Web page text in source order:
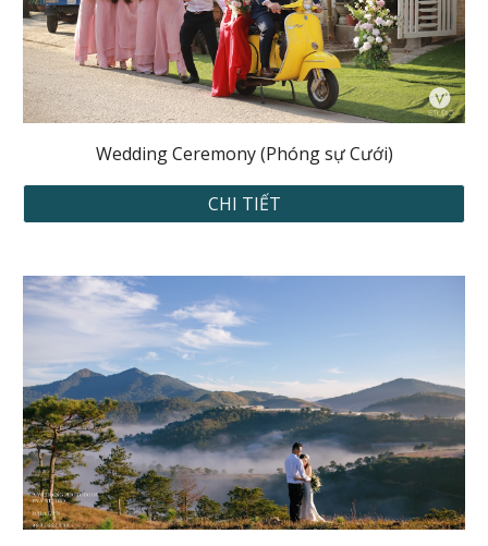
Wedding Ceremony (Phóng sự Cưới)
CHI TIẾT